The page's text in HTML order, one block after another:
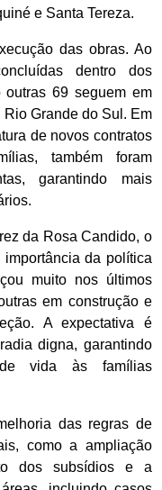
e Santa Tereza.
das obras. Ao
dentro dos
outras 69 seguem em
Grande do Sul. Em
de novos contratos
também foram
garantindo mais
da Rosa Candido, o
da política
muito nos últimos
em construção e
A expectativa é
digna, garantindo
vida às famílias
das regras de
como a ampliação
dos subsídios e a